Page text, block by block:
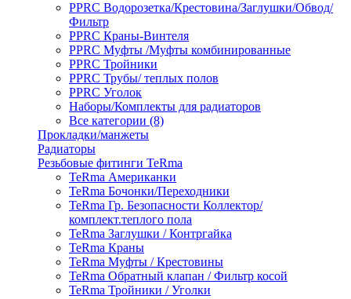
PPRC Водорозетка/Крестовина/Заглушки/Обвод/
Фильтр
PPRC Краны-Винтеля
PPRC Муфты /Муфты комбинированные
PPRC Тройники
PPRC Трубы/ теплых полов
PPRC Уголок
Наборы/Комплекты для радиаторов
Все категории (8)
Прокладки/манжеты
Радиаторы
Резьбовые фитинги TeRma
TeRma Американки
TeRma Бочонки/Переходники
TeRma Гр. Безопасности Коллектор/
комплект.теплого пола
TeRma Заглушки / Контргайка
TeRma Краны
TeRma Муфты / Крестовины
TeRma Обратный клапан / Фильтр косой
TeRma Тройники / Уголки